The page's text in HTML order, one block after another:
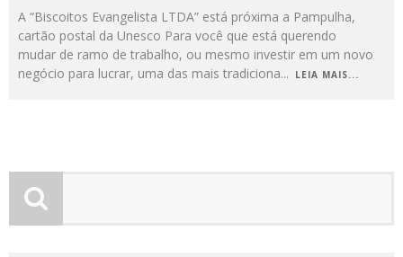
A “Biscoitos Evangelista LTDA” está próxima a Pampulha,
cartão postal da Unesco Para você que está querendo
mudar de ramo de trabalho, ou mesmo investir em um novo
negócio para lucrar, uma das mais tradiciona... LEIA MAIS...